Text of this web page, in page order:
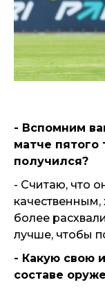
- Вспомним
матче пятого
получился?
- Считаю, что
более
лучше, чтобы
- Какую свою
составе